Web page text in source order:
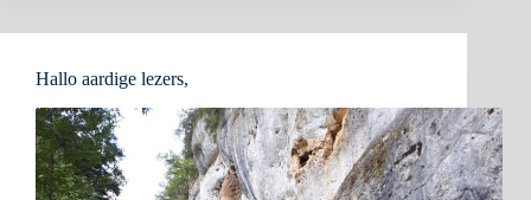
Hallo aardige lezers,